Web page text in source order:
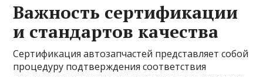
Важность сертификации
и стандартов качества
Сертификация автозапчастей представляет собой
процедуру подтверждения соответствия